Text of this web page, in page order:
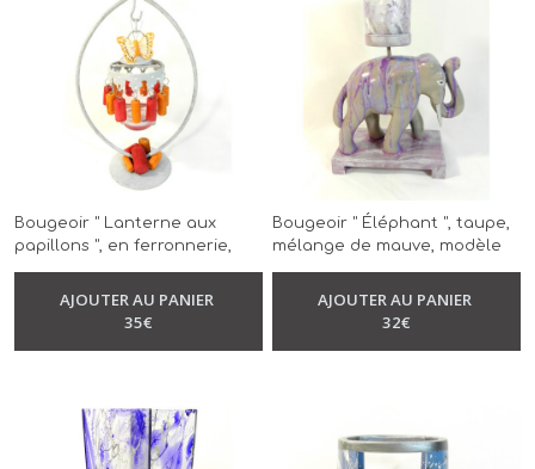
Bougeoir " Lanterne aux
papillons ", en ferronnerie,
Bougeoir
AJOUTER AU PANIER
35€
Bougeoir " Éléphant ", taupe,
mélange de mauve, modèle
BougeoirAJOUTER AU PANIER
32€